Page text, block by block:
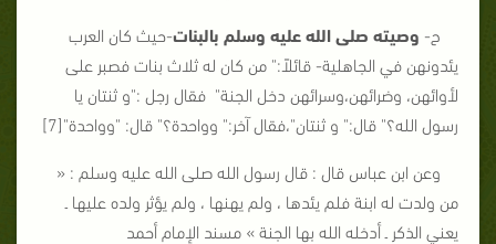
ح- وصيته صلى الله عليه وسلم بالبنات-حيث كان العرب
يئدونهن في الجاهلية- قائلاً:" من كان له ثلاث بنات فصبر على
لأوائهن، وضرائهن،وسرائهن دخل الجنة" فقال رجل :"و ثنتان يا
رسول الله؟" قال:" و ثنتان"،فقال آخر:" وواحدة؟" قال: "وواحدة"[7]
وعن ابن عباس قال : قال رسول الله صلى الله عليه وسلم : «
من ولدت له ابنة فلم يئدها ، ولم يهنها ، ولم يؤثر ولده عليها ـ
يعني الذكر ـ أدخله الله بها الجنة » مسند الإمام أحمد